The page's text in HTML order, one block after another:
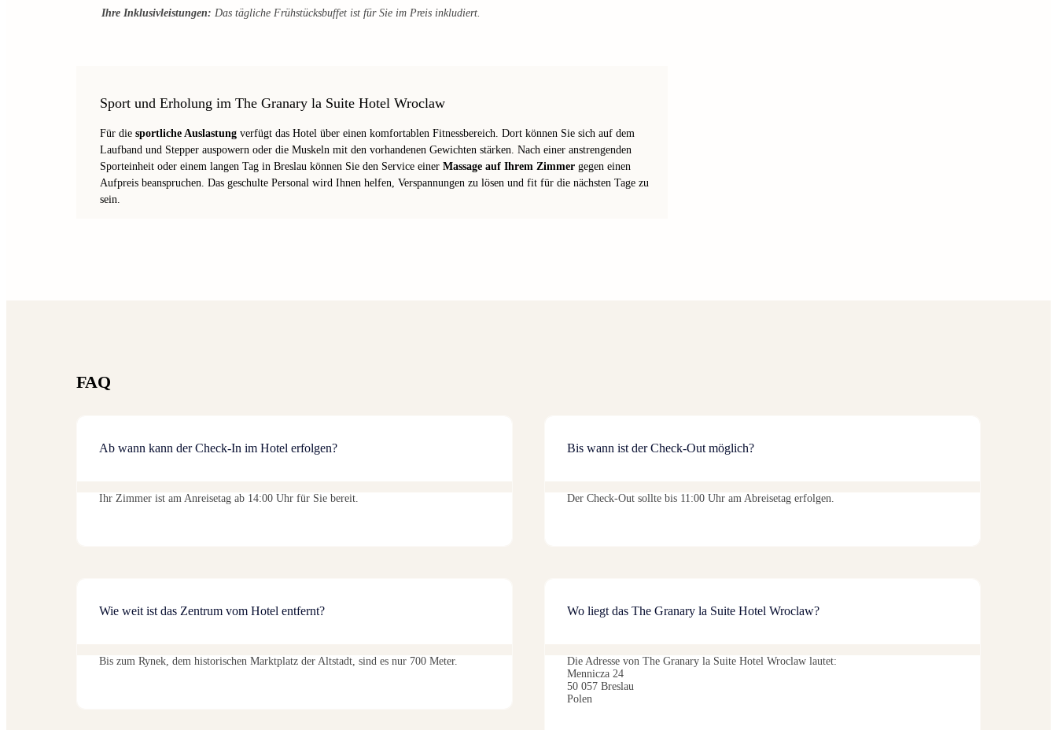
Ihre Inklusivleistungen: Das tägliche Frühstücksbuffet ist für Sie im Preis inkludiert.
Sport und Erholung im The Granary la Suite Hotel Wroclaw
Für die sportliche Auslastung verfügt das Hotel über einen komfortablen Fitnessbereich. Dort können Sie sich auf dem
Laufband und Stepper auspowern oder die Muskeln mit den vorhandenen Gewichten stärken. Nach einer anstrengenden
Sporteinheit oder einem langen Tag in Breslau können Sie den Service einer Massage auf Ihrem Zimmer gegen einen
Aufpreis beanspruchen. Das geschulte Personal wird Ihnen helfen, Verspannungen zu lösen und fit für die nächsten Tage zu
sein.
FAQ
Ab wann kann der Check-In im Hotel erfolgen?
Ihr Zimmer ist am Anreisetag ab 14:00 Uhr für Sie bereit.
Wie weit ist das Zentrum vom Hotel entfernt?
Bis zum Rynek, dem historischen Marktplatz der Altstadt, sind es nur 700 Meter.
Bis wann ist der Check-Out möglich?
Der Check-Out sollte bis 11:00 Uhr am Abreisetag erfolgen.
Wo liegt das The Granary la Suite Hotel Wroclaw?
Die Adresse von The Granary la Suite Hotel Wroclaw lautet:
Mennicza 24
50 057 Breslau
Polen